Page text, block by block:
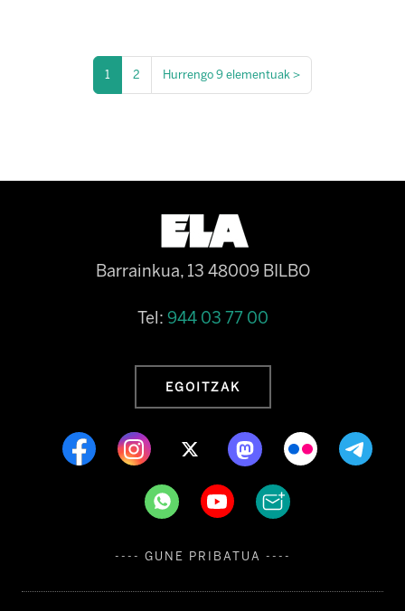
1 2 Hurrengo 9 elementuak >
Barrainkua, 13 48009 BILBO
Tel: 944 03 77 00
EGOITZAK
---- GUNE PRIBATUA ----